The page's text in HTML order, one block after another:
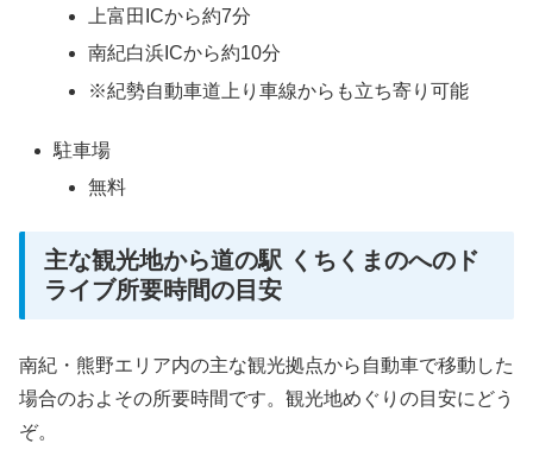
上富田ICから約7分
南紀白浜ICから約10分
※紀勢自動車道上り車線からも立ち寄り可能
駐車場
無料
主な観光地から道の駅 くちくまのへのド
ライブ所要時間の目安
南紀・熊野エリア内の主な観光拠点から自動車で移動した
場合のおよその所要時間です。観光地めぐりの目安にどう
ぞ。